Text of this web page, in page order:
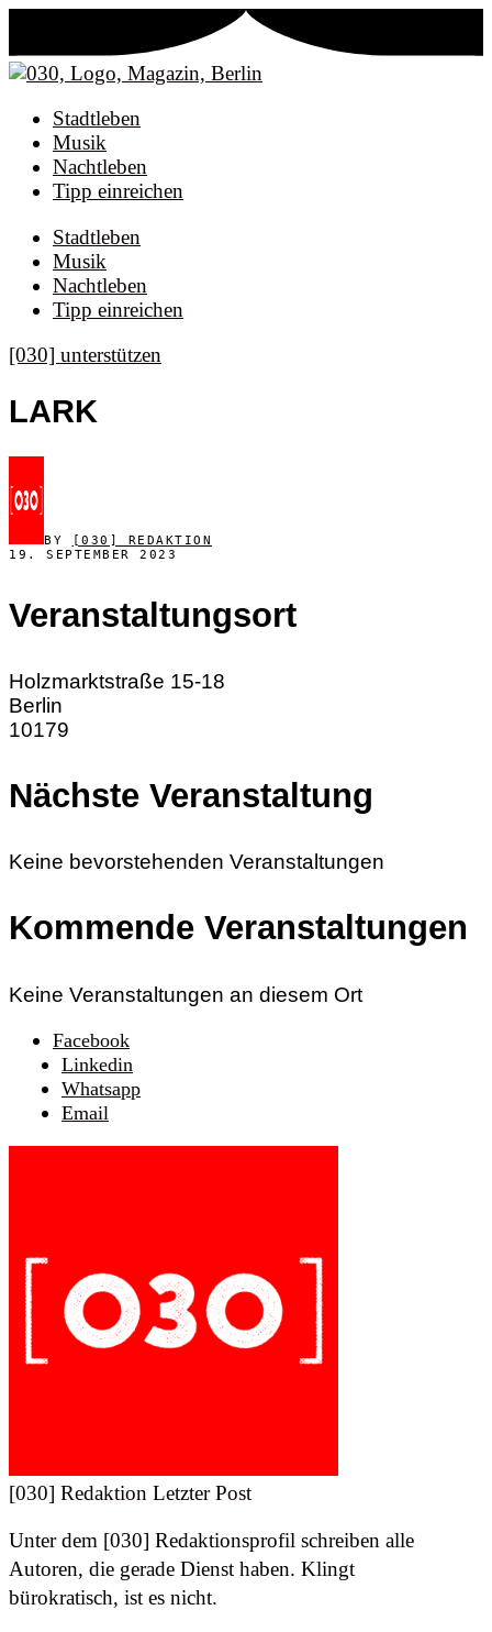
Stadtleben
Musik
Nachtleben
Tipp einreichen
Stadtleben
Musik
Nachtleben
Tipp einreichen
[030] unterstützen
LARK
BY
[030] REDAKTION
19. SEPTEMBER 2023
Veranstaltungsort
Holzmarktstraße 15-18
Berlin
10179
Nächste Veranstaltung
Keine bevorstehenden Veranstaltungen
Kommende Veranstaltungen
Keine Veranstaltungen an diesem Ort
Facebook
Linkedin
Whatsapp
Email
[030] Redaktion Letzter Post
Unter dem [030] Redaktionsprofil schreiben alle
Autoren, die gerade Dienst haben. Klingt
bürokratisch, ist es nicht.